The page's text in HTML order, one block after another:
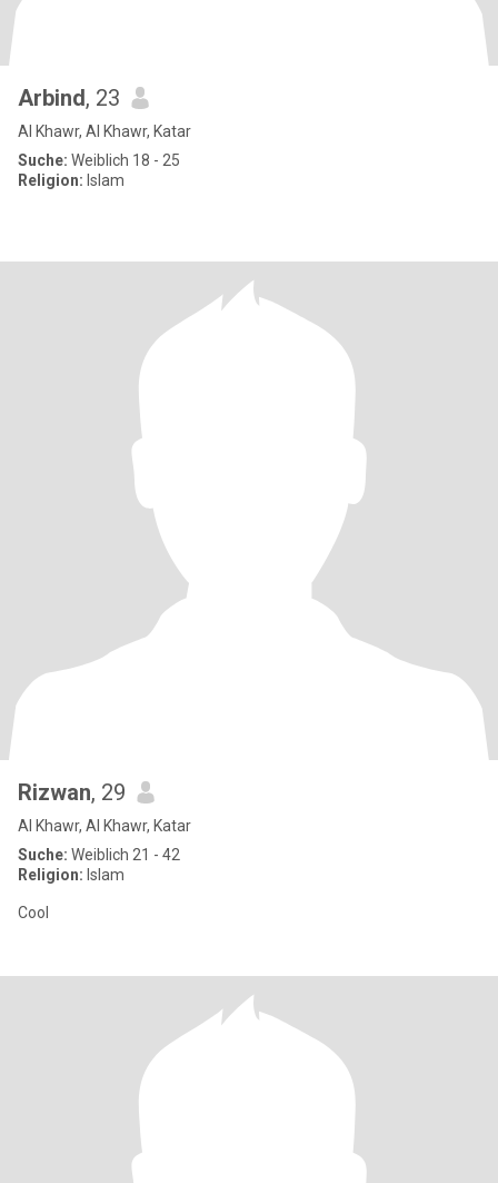
Arbind, 23
Al Khawr, Al Khawr, Katar
Suche: Weiblich 18 - 25
Religion: Islam
Rizwan, 29
Al Khawr, Al Khawr, Katar
Suche: Weiblich 21 - 42
Religion: Islam
Cool